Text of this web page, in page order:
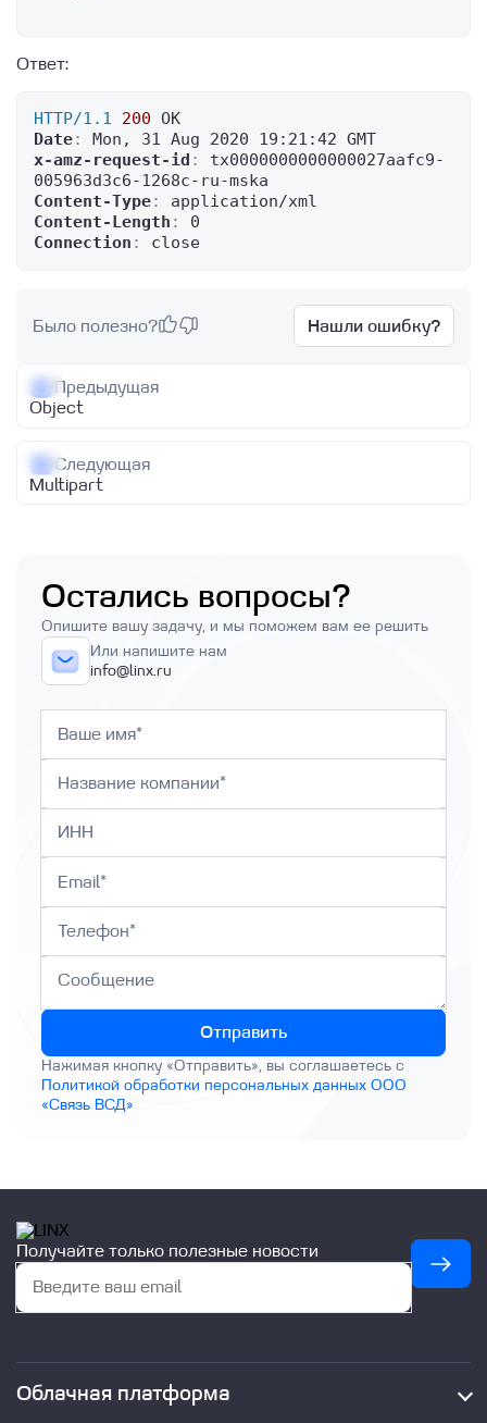
Ответ:
HTTP/1.1 200
Date:
x-amz-request-id : tx0000000000000027aafc9-
Content-Type:
Content-Length :
Connection : close
Было полезно? Нашли ошибку?
Предыдущая
Object
Следующая
Multipart
Остались вопросы?
Опишите вашу задачу, и мы поможем вам ее решить
Или напишите нам
info@linx.ru
Отправить
Нажимая кнопку «Отправить», вы соглашаетесь с
Политикой обработки персональных данных ООО
«Связь ВСД»
Получайте только полезные новости
Облачная платформа